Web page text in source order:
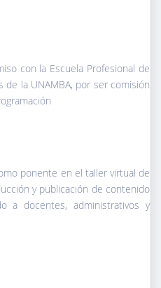
con la Escuela Profesional de
de la UNAMBA, por ser comisión
ponente en el taller virtual de
y publicación de contenido
a docentes, administrativos y